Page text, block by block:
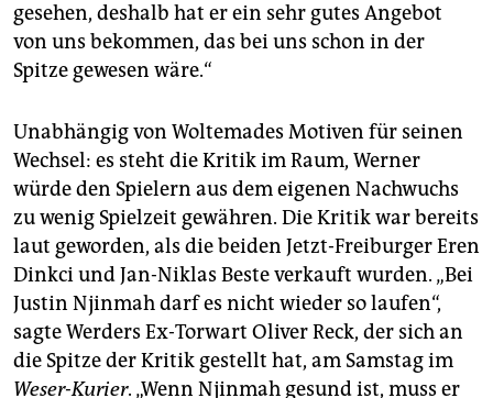
gesehen, deshalb hat er ein sehr gutes Angebot
von uns bekommen, das bei uns schon in der
Spitze gewesen wäre.“
Unabhängig von Woltemades Motiven für seinen
Wechsel: es steht die Kritik im Raum, Werner
würde den Spielern aus dem eigenen Nachwuchs
zu wenig Spielzeit gewähren. Die Kritik war bereits
laut geworden, als die beiden Jetzt-Freiburger Eren
Dinkci und Jan-Niklas Beste verkauft wurden. „Bei
Justin Njinmah darf es nicht wieder so laufen“,
sagte Werders Ex-Torwart Oliver Reck, der sich an
die Spitze der Kritik gestellt hat, am Samstag im
Weser-Kurier. „Wenn Njinmah gesund ist, muss er